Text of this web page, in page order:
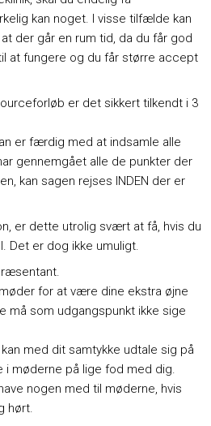
kan noget. I visse tilfælde kan
der går en rum tid, da du får god
at fungere og du får større accept
er det sikkert tilkendt i 3
er færdig med at indsamle alle
gennemgået alle de punkter der
kan sagen rejses INDEN der er
er dette utrolig svært at få, hvis du
Det er dog ikke umuligt.
for at være dine ekstra øjne
må som udgangspunkt ikke sige
med dit samtykke udtale sig på
i møderne på lige fod med dig.
nogen med til møderne, hvis
hørt.